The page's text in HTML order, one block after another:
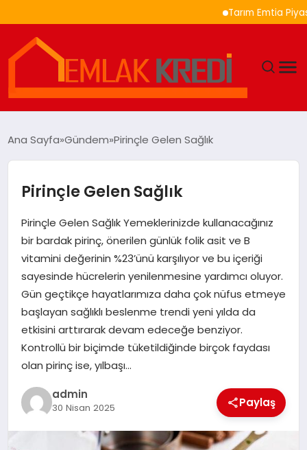
Tarım Emtia
EKONOMI
DÜNYA
EĞITIM
MAGAZIN
SAĞLIK
SIYASET
TEKNOLOJI
Ana Sayfa Gündem Pirinçle Gelen Sağlık
Pirinçle Gelen Sağlık
Pirinçle Gelen Sağlık Yemeklerinizde kullanacağınız
bir bardak pirinç, önerilen günlük folik asit ve B
vitamini değerinin %23’ünü karşılıyor ve bu içeriği
sayesinde hücrelerin yenilenmesine yardımcı oluyor.
Gün geçtikçe hayatlarımıza daha çok nüfus etmeye
başlayan sağlıklı beslenme trendi yeni yılda da
etkisini arttırarak devam edeceğe benziyor.
Kontrollü bir biçimde tüketildiğinde birçok faydası
olan pirinç ise, yılbaşı…
admin
30 Nisan 2025 Paylaş